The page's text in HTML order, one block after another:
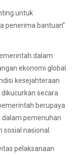
untuk
penerima bantuan”
dalam
ekonomi global
kesejahteraan
secara
berupaya
pemenuhan
sosial nasional.
pelaksanaan